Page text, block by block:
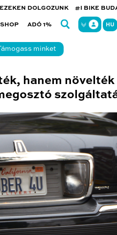
DOLGOZUNK #I BIKE
ADÓ 1% HU
minket
hanem növelték